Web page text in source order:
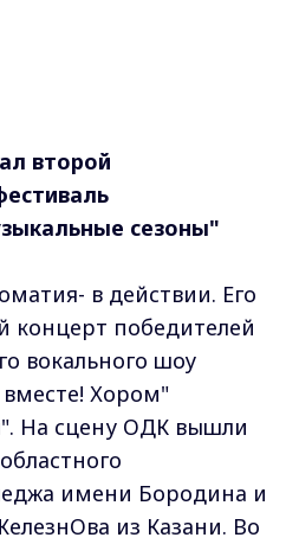
второй
сезоны"
в действии. Его
концерт победителей
вокального шоу
Хором"
На сцену ОДК вышли
имени Бородина и
из Казани. Во